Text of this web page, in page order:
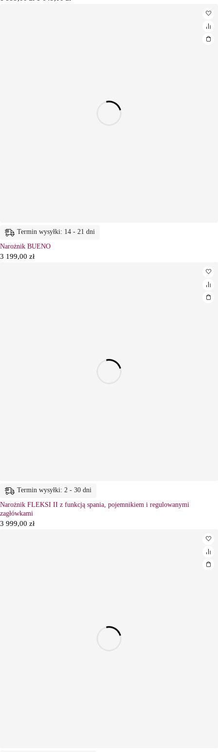
Termin wysyłki: 14 - 21 dni
Narożnik BUENO
3 199,00 zł
Termin wysyłki: 2 - 30 dni
Narożnik FLEKSI II z funkcją spania, pojemnikiem i regulowanymi
zagłówkami
3 999,00 zł